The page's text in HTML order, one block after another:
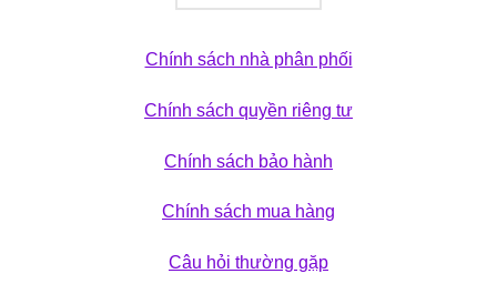
Chính sách nhà phân phối
Chính sách quyền riêng tư
Chính sách bảo hành
Chính sách mua hàng
Câu hỏi thường gặp